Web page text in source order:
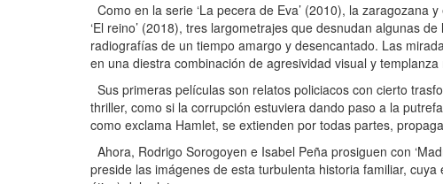
Como en la serie ‘La pecera de Eva’ (2010), la zaragozana
‘El reino’ (2018), tres largometrajes que desnudan algunas
radiografías de un tiempo amargo y desencantado. Las
en una diestra combinación de agresividad visual y templanza
Sus primeras películas son relatos policiacos con cierto
thriller, como si la corrupción estuviera dando paso a la
como exclama Hamlet, se extienden por todas partes,
Ahora, Rodrigo Sorogoyen e Isabel Peña prosiguen con
preside las imágenes de esta turbulenta historia familiar,